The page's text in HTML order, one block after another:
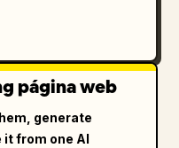
página web
generate
from one AI